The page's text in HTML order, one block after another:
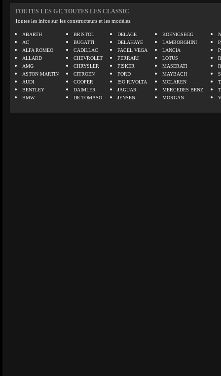
TOUTES LES GT, TOUTES LES CLASSIC
Toutes les infos sur les constructeurs et les modèles.
ABARTH
AC
ALFA ROMEO
ALLARD
AMG
ASTON MARTIN
AUDI
BENTLEY
BMW
BRISTOL
BUGATTI
CADILLAC
CHEVROLET
CHRYSLER
CITROEN
COOPER
DAIMLER
DE TOMASO
DELAGE
DELAHAYE
FACEL VEGA
FERRARI
FISKER
FORD
ISO RIVOLTA
JAGUAR
JENSEN
KOENIGSEGG
LAMBORGHINI
LANCIA
LOTUS
MASERATI
MAYBACH
MCLAREN
MERCEDES BENZ
MORGAN